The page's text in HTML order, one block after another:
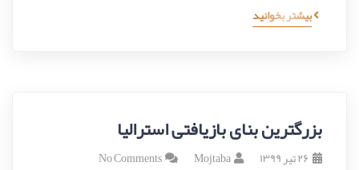
بیشتر بخوانید
بزرگترین بنای بازیافتی استرالیا
۲۶ تیر ۱۳۹۹ Mojtaba
No Comments